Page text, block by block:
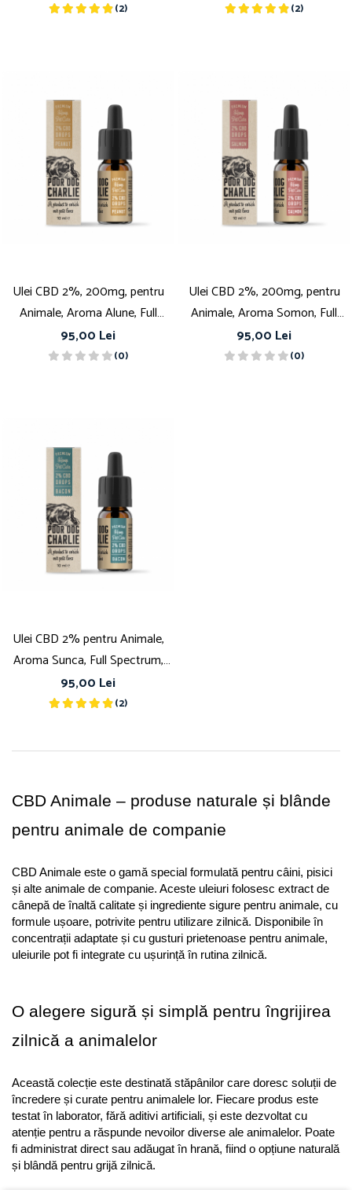
(2) (2)
Ulei CBD 2%, 200mg, pentru
Animale, Aroma Alune, Full
Spectrum, 10ml
95,00 Lei
(0)
Ulei CBD 2%, 200mg, pentru
Animale, Aroma Somon, Full
Spectrum, 10ml
95,00 Lei
(0)
Ulei CBD 2% pentru Animale,
Aroma Sunca, Full Spectrum,
10ml
95,00 Lei
(2)
CBD Animale – produse naturale și blânde
pentru animale de companie
CBD Animale este o gamă special formulată pentru câini, pisici
și alte animale de companie. Aceste uleiuri folosesc extract de
cânepă de înaltă calitate și ingrediente sigure pentru animale, cu
formule ușoare, potrivite pentru utilizare zilnică. Disponibile în
concentrații adaptate și cu gusturi prietenoase pentru animale,
uleiurile pot fi integrate cu ușurință în rutina zilnică.
O alegere sigură și simplă pentru îngrijirea
zilnică a animalelor
Această colecție este destinată stăpânilor care doresc soluții de
încredere și curate pentru animalele lor. Fiecare produs este
testat în laborator, fără aditivi artificiali, și este dezvoltat cu
atenție pentru a răspunde nevoilor diverse ale animalelor. Poate
fi administrat direct sau adăugat în hrană, fiind o opțiune naturală
și blândă pentru grijă zilnică.